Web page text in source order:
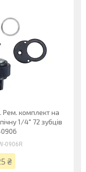
Рем. комплект на
1/4" 72 зубців
0906R
₴